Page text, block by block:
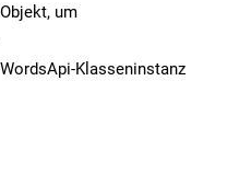
um
Klasseninstanz